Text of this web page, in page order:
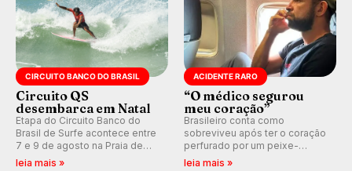
CIRCUITO BANCO DO BRASIL
Circuito QS
desembarca em Natal
Etapa do Circuito Banco do
Brasil de Surfe acontece entre
7 e 9 de agosto na Praia de
Miami (RN), em disputas
leia mais »
ACIDENTE RARO
“O médico segurou
meu coração”
Brasileiro conta como
sobreviveu após ter o coração
perfurado por um peixe-
agulha enquanto surfava na
leia mais »